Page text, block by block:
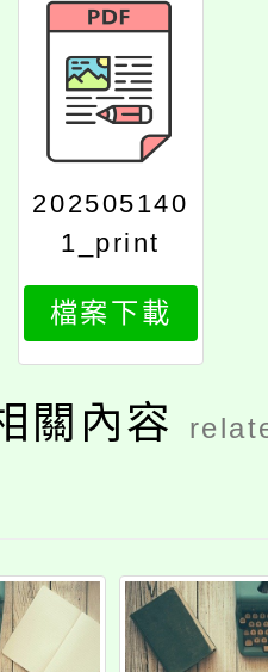
202505140
1_print
檔案下載
關內容